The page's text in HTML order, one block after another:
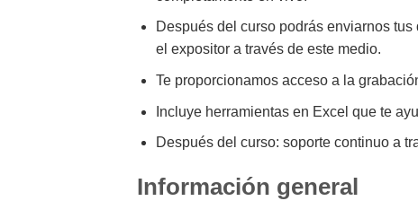
Después del curso podrás enviarnos
el expositor a través de este medio.
Te proporcionamos acceso a la
Incluye herramientas en Excel que te
Después del curso: soporte continuo a
Información general